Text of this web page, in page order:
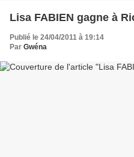
Lisa FABIEN gagne à
Publié le 24/04/2011 à 19:14
Par Gwéna